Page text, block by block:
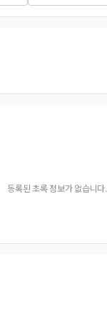
등록된 초록 정보가 없습니다.